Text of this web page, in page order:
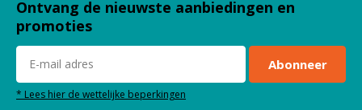
Ontvang de nieuwste aanbiedingen en
promoties
Abonneer
* Lees hier de wettelijke beperkingen